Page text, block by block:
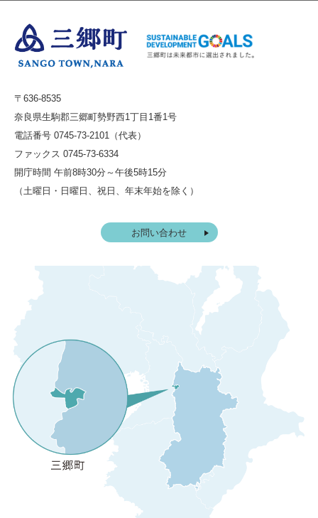
〒636-8535
奈良県生駒郡三郷町勢野西1丁目1番1号
電話番号 0745-73-2101（代表）
ファックス 0745-73-6334
開庁時間 午前8時30分～午後5時15分
（土曜日・日曜日、祝日、年末年始を除く）
お問い合わせ